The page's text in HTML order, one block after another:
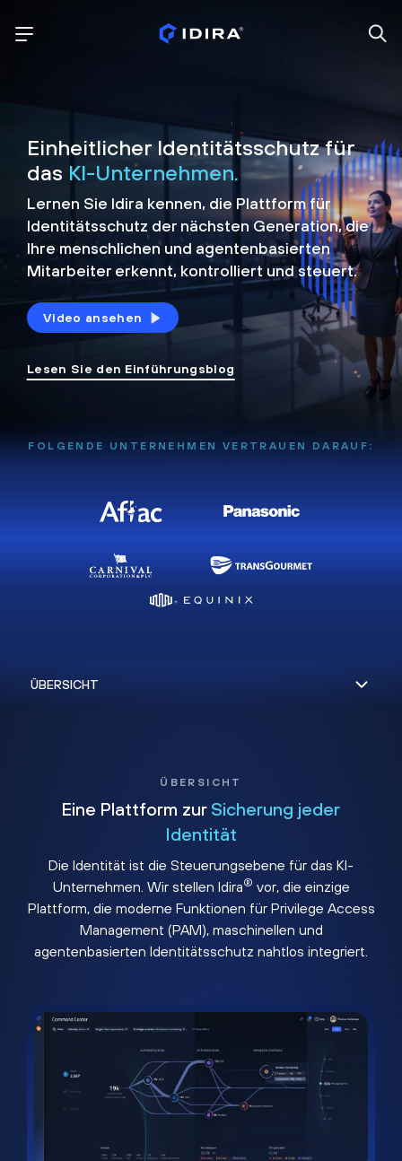
Einheitlicher Identitätsschutz für
das KI-Unternehmen.
Lernen Sie Idira kennen, die Plattformfür
Identitätsschutz der nächsten Generation, die
Ihre menschlichen und agentenbasierten
Mitarbeiter erkennt, kontrolliert undsteuert.
Video ansehen
Lesen Sie den Einführungsblog
FOLGENDE UNTERNEHMEN VERTRAUEN DARAUF:
ÜBERSICHT
Eine Plattform zur Sicherung jeder
Identität
Die Identität ist die Steuerungsebene für das KI-
Unternehmen. Wir stellen Idira® vor, die einzige
Plattform, die moderne Funktionen für Privilege Access
Management (PAM), maschinellen und
agentenbasierten Identitätsschutz nahtlos integriert.